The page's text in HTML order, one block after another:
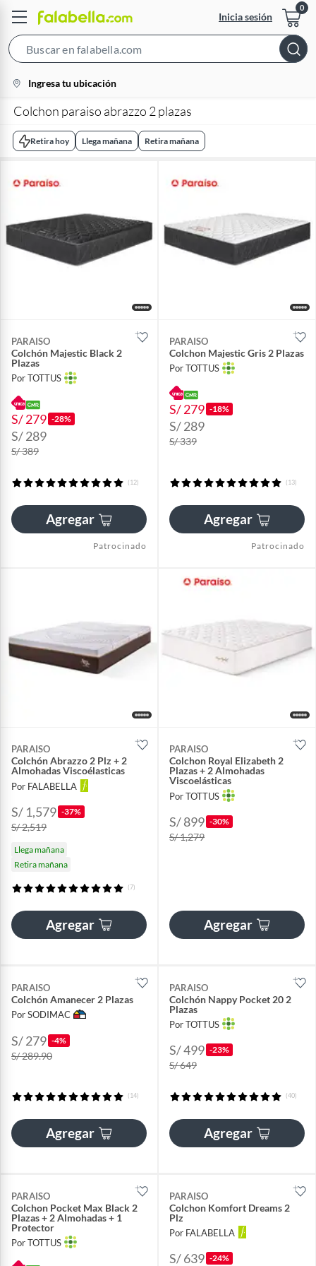
Inicia sesión
Bar
location-
icon
Ingresa tu ubicación
Colchon paraiso abrazzo 2 plazas
Retira hoy Llega mañana Retira mañana
PARAISO
Colchón Majestic Black 2
Plazas
Por TOTTUS
S/ 279 -28%
S/ 289
S/ 389
(12)
Agregar
Patrocinado
PARAISO
Colchon Majestic Gris 2 Plazas
Por TOTTUS
S/ 279 -18%
S/ 289
S/ 339
(13)
Agregar
Patrocinado
PARAISO
Colchón Abrazzo 2 Plz + 2
Almohadas Viscoélasticas
Por FALABELLA
S/ 1,579 -37%
S/ 2,519
Llega mañana
Retira mañana
(7)
Agregar
PARAISO
Colchon Royal Elizabeth 2
Plazas + 2 Almohadas
Viscoelásticas
Por TOTTUS
S/ 899 -30%
S/ 1,279
Agregar
PARAISO
Colchón Amanecer 2 Plazas
Por SODIMAC
S/ 279 -4%
S/ 289.90
(14)
Agregar
PARAISO
Colchón Nappy Pocket 20 2
Plazas
Por TOTTUS
S/ 499 -23%
S/ 649
(40)
Agregar
PARAISO
Colchon Pocket Max Black 2
Plazas + 2 Almohadas + 1
Protector
Por TOTTUS
PARAISO
Colchon Komfort Dreams 2
Plz
Por FALABELLA
S/ 639 -24%